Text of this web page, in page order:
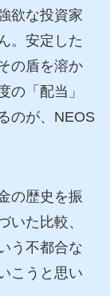
欲な投資家
。安定した
の盾を溶か
の「配当」
のが、NEOS
の歴史を振
いた比較、
う不都合な
こうと思い